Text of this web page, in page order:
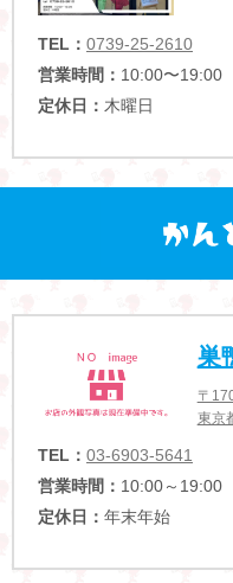
TEL： 0739-25-2610
営業時間： 10:00〜19:00
定休日： 木曜日
巣
〒
東京
TEL： 03-6903-5641
営業時間： 10:00～19:00
定休日： 年末年始